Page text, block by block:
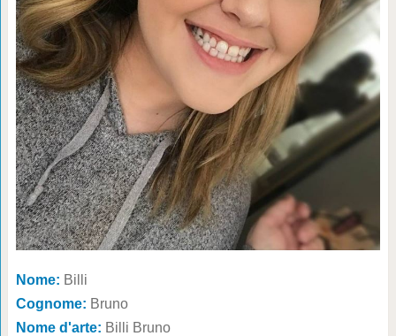
Nome: Billi
Cognome: Bruno
Nome d'arte: Billi Bruno